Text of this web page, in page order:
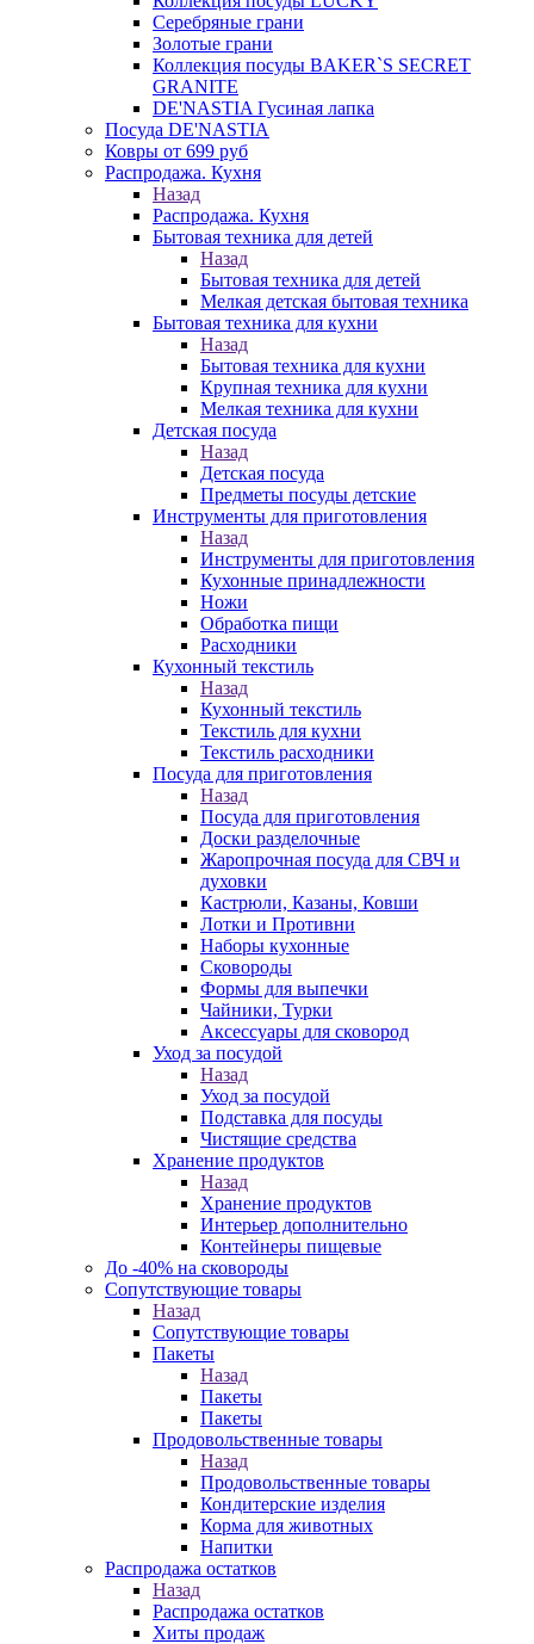
Серебряные грани
Золотые грани
Коллекция посуды BAKER`S SECRET
GRANITE
DE'NASTIA Гусиная лапка
Посуда DE'NASTIA
Ковры от 699 руб
Распродажа. Кухня
Назад
Распродажа. Кухня
Бытовая техника для детей
Назад
Бытовая техника для детей
Мелкая детская бытовая техника
Бытовая техника для кухни
Назад
Бытовая техника для кухни
Крупная техника для кухни
Мелкая техника для кухни
Детская посуда
Назад
Детская посуда
Предметы посуды детские
Инструменты для приготовления
Назад
Инструменты для приготовления
Кухонные принадлежности
Ножи
Обработка пищи
Расходники
Кухонный текстиль
Назад
Кухонный текстиль
Текстиль для кухни
Текстиль расходники
Посуда для приготовления
Назад
Посуда для приготовления
Доски разделочные
Жаропрочная посуда для СВЧ и
духовки
Кастрюли, Казаны, Ковши
Лотки и Противни
Наборы кухонные
Сковороды
Формы для выпечки
Чайники, Турки
Аксессуары для сковород
Уход за посудой
Назад
Уход за посудой
Подставка для посуды
Чистящие средства
Хранение продуктов
Назад
Хранение продуктов
Интерьер дополнительно
Контейнеры пищевые
До -40% на сковороды
Сопутствующие товары
Назад
Сопутствующие товары
Пакеты
Назад
Пакеты
Пакеты
Продовольственные товары
Назад
Продовольственные товары
Кондитерские изделия
Корма для животных
Напитки
Распродажа остатков
Назад
Распродажа остатков
Хиты продаж